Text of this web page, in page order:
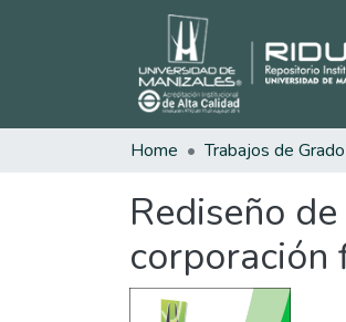
Home
Rediseño
corporación